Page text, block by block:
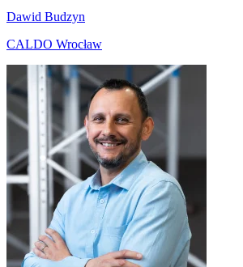
Dawid Budzyn
CALDO Wrocław